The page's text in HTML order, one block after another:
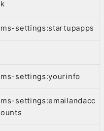
k
ms-settings:startupapps
ms-settings:yourinfo
ms-settings:emailandacc
ounts